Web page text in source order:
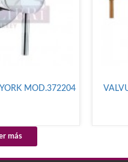
MOD.372204
más